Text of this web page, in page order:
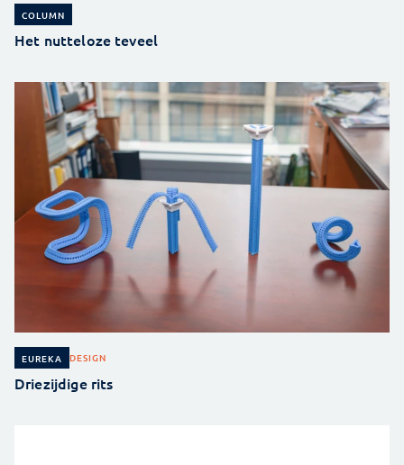
COLUMN
Het nutteloze teveel
EUREKA DESIGN
Driezijdige rits